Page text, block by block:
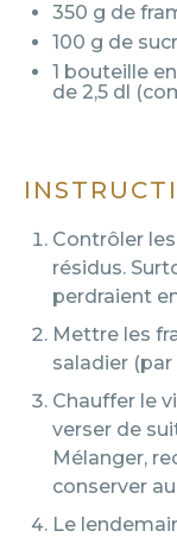
350 g de
100 g de
1 bouteille
de 2,5 dl
Contrôler
résidus.
perdraient
Mettre les
saladier (par
Chauffer le
verser de
Mélanger,
conserver
Le